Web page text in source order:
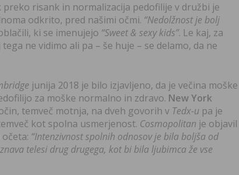
preko risank in normalizacija pedofilije v družbi je
odkrito, pred našimi očmi. “Nedolžnost je bolj
ki se imenujejo “Sweet & sexy kids”. Le kaj, za
ne vidimo ali pa – še huje – se delamo, da ne
junija 2018 je bilo izjavljeno, da je večina moške
za moške normalno in zdravo. New York
temveč motnja, na dveh govorih v Tedx-u pa je
kot spolna usmerjenost. Cosmopolitan je objavil
“Intenzivnost spolnih odnosov je bila boljša od
telesi drug drugega, kot bi bila ljubimca že vse